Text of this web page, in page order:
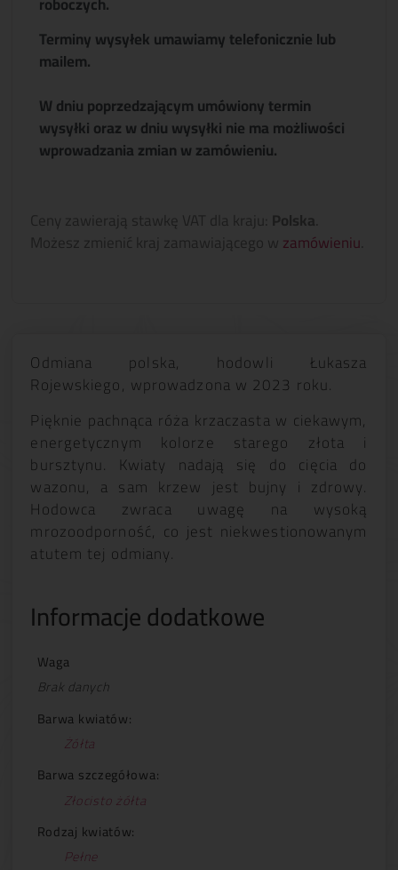
Terminy wysyłek umawiamy telefonicznie lub
mailem.
W dniu poprzedzającym umówiony termin
wysyłki oraz w dniu wysyłki nie ma możliwości
wprowadzania zmian w zamówieniu.
Ceny zawierają stawkę VAT dla kraju: Polska
Możesz zmienić kraj zamawiającego wzamówieniu
Odmiana polska, hodowli Łukasza
Rojewskiego, wprowadzona w 2023 roku.
Pięknie pachnąca róża krzaczasta w ciekawym,
energetycznym kolorze starego złota i
bursztynu. Kwiaty nadają się do cięcia do
wazonu, a sam krzew jest bujny i zdrowy.
Hodowca zwraca uwagę na wysoką
mrozoodporność, co jest niekwestionowanym
atutem tej odmiany.
Informacje dodatkowe
Waga
Brak danych
Barwa kwiatów:
Żółta
Barwa szczegółowa:
Złocisto żółta
Rodzaj kwiatów:
Pełne